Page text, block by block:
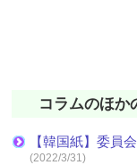
コラムのほか
【韓国紙】委員
(2022/3/31)